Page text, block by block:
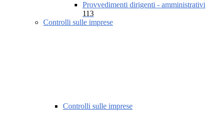
Provvedimenti dirigenti - amministrativi
113
Controlli sulle imprese
Controlli sulle imprese